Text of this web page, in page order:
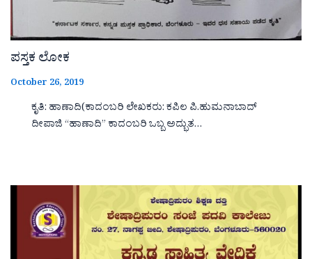
ಪಸ್ತಕ ಲೋಕ
October 26, 2019
ಕೃತಿ: ಹಾಣಾದಿ(ಕಾದಂಬರಿ ಲೇಖಕರು: ಕಪಿಲ ಪಿ.ಹುಮನಾಬಾದ್
ದೀಪಾಜಿ “ಹಾಣಾದಿ‌‌‌‌” ಕಾದಂಬರಿ ಒಬ್ಬ ಅದ್ಭುತ…